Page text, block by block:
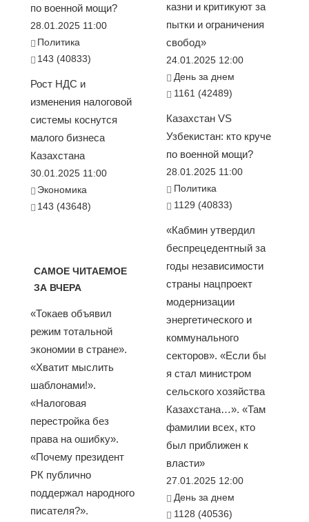
по военной мощи?
28.01.2025 11:00
Политика
143 (40833)
Рост НДС и
изменения налоговой
системы коснутся
малого бизнеса
Казахстана
30.01.2025 11:00
Экономика
143 (43648)
САМОЕ ЧИТАЕМОЕ
ЗА ВЧЕРА
«Токаев объявил
режим тотальной
экономии в стране».
«Хватит мыслить
шаблонами!».
«Налоговая
перестройка без
права на ошибку».
«Почему президент
РК публично
поддержал народного
писателя?».
казни и критикуют за
пытки и ограничения
свобод»
24.01.2025 12:00
День за днем
1161 (42489)
Казахстан VS
Узбекистан: кто круче
по военной мощи?
28.01.2025 11:00
Политика
1129 (40833)
«Кабмин утвердил
беспрецедентный за
годы независимости
страны нацпроект
модернизации
энергетического и
коммунального
секторов». «Если бы
я стал министром
сельского хозяйства
Казахстана…». «Там
фамилии всех, кто
был приближен к
власти»
27.01.2025 12:00
День за днем
1128 (40536)